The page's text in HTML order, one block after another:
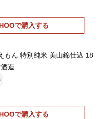
で購入する
もん 特別純米 美山錦仕込 18
造
で購入する